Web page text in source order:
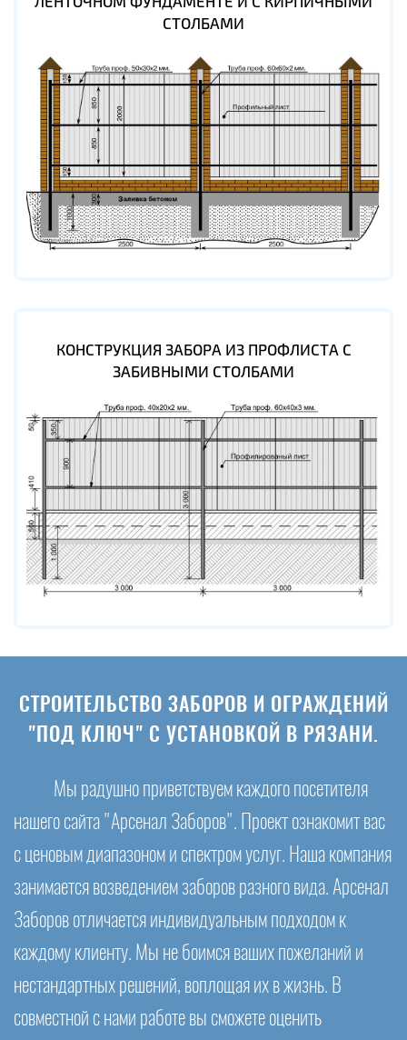
СТОЛБАМИ
КОНСТРУКЦИЯ ЗАБОРА ИЗ ПРОФЛИСТА С
ЗАБИВНЫМИ СТОЛБАМИ
СТРОИТЕЛЬСТВО ЗАБОРОВ И ОГРАЖДЕНИЙ
"ПОД КЛЮЧ" С УСТАНОВКОЙ В РЯЗАНИ.
Мы радушно приветствуем каждого посетителя
нашего сайта "Арсенал Заборов". Проект ознакомит вас
с ценовым диапазоном и спектром услуг. Наша компания
занимается возведением заборов разного вида. Арсенал
Заборов отличается индивидуальным подходом к
каждому клиенту. Мы не боимся ваших пожеланий и
нестандартных решений, воплощая их в жизнь. В
совместной с нами работе вы сможете оценить